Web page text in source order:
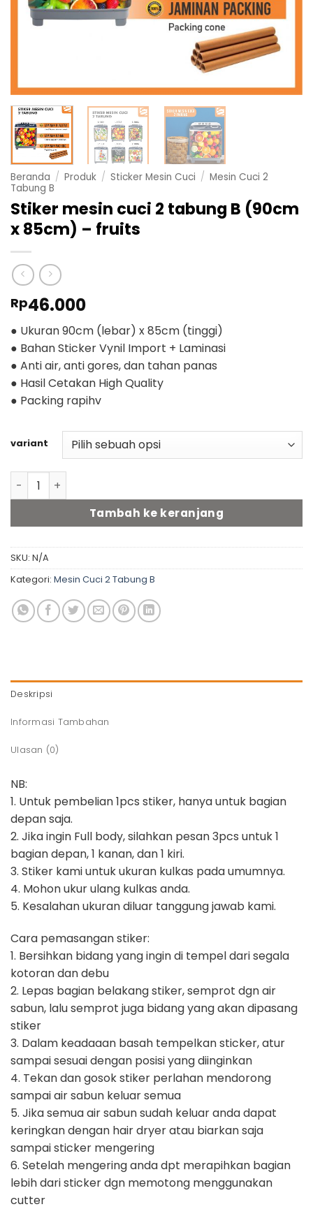
Beranda / Produk / Sticker Mesin Cuci / Mesin Cuci 2
Tabung B
Stiker mesin cuci 2 tabung B (90cm
x 85cm) – fruits
Rp46.000
● Ukuran 90cm (lebar) x 85cm (tinggi)
● Bahan Sticker Vynil Import + Laminasi
● Anti air, anti gores, dan tahan panas
● Hasil Cetakan High Quality
● Packing rapihv
variant
Kuantitas Stiker mesin cuci 2 tabung B (90cm x 85cm) -
Tambah ke keranjang
SKU: N/A
Kategori: Mesin Cuci 2 Tabung B
Deskripsi
Informasi Tambahan
Ulasan (0)
NB:
1. Untuk pembelian 1pcs stiker, hanya untuk bagian
depan saja.
2. Jika ingin Full body, silahkan pesan 3pcs untuk 1
bagian depan, 1 kanan, dan 1 kiri.
3. Stiker kami untuk ukuran kulkas pada umumnya.
4. Mohon ukur ulang kulkas anda.
5. Kesalahan ukuran diluar tanggung jawab kami.
Cara pemasangan stiker:
1. Bersihkan bidang yang ingin di tempel dari segala
kotoran dan debu
2. Lepas bagian belakang stiker, semprot dgn air
sabun, lalu semprot juga bidang yang akan dipasang
stiker
3. Dalam keadaaan basah tempelkan sticker, atur
sampai sesuai dengan posisi yang diinginkan
4. Tekan dan gosok stiker perlahan mendorong
sampai air sabun keluar semua
5. Jika semua air sabun sudah keluar anda dapat
keringkan dengan hair dryer atau biarkan saja
sampai sticker mengering
6. Setelah mengering anda dpt merapihkan bagian
lebih dari sticker dgn memotong menggunakan
cutter